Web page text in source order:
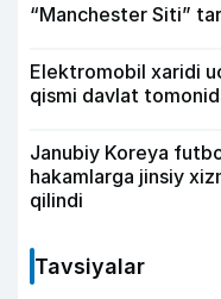
“Manchester Siti”
Elektromobil xaridi
qismi davlat
Janubiy Koreya
hakamlarga jinsiy
qilindi
Tavsiyalar